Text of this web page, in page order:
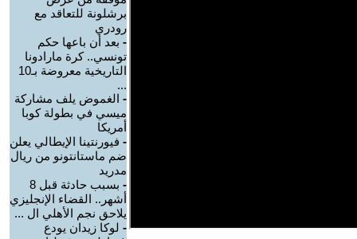
برشلونة للتعاقد مع
رودري
- بعد أن باعها حكم
تونسي.. كرة مارادونا
التاريخية معروضة بـ10
...
- الغموض يلف مشاركة
ميسي في بطولة كوبا
أمريكا
- فيورنتينا الإيطالي يعلن
ضم ماستانتونو من ريال
مدريد
-
بسبب حادثة قبل 8
أشهر.. القضاء الإنجليزي
يلاحق نجم الأهلي ال ...
- لوكا زيدان يودع